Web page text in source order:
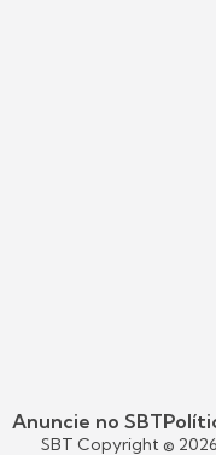
Anuncie no SBT
SBT Copyright © 2026